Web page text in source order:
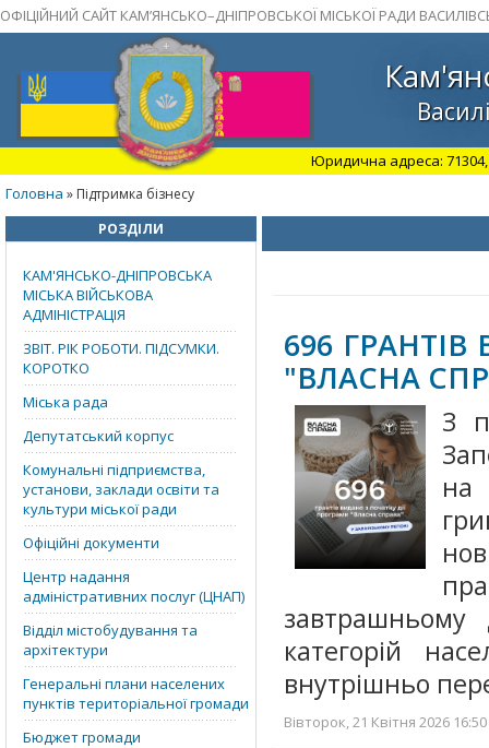
ОФІЦІЙНИЙ САЙТ КАМ’ЯНСЬКО–ДНІПРОВСЬКОЇ МІСЬКОЇ РАДИ
Юридична адреса: 71304,
Головна » Підтримка бізнесу
РОЗДІЛИ
КАМ'ЯНСЬКО-ДНІПРОВСЬКА
МІСЬКА ВІЙСЬКОВА
АДМІНІСТРАЦІЯ
ЗВІТ. РІК РОБОТИ. ПІДСУМКИ.
КОРОТКО
Міська рада
Депутатський корпус
Комунальні підприємства,
установи, заклади освіти та
культури міської ради
Офіційні документи
Центр надання
адміністративних послуг (ЦНАП)
Відділ містобудування та
архітектури
Генеральні плани населених
пунктів територіальної громади
Бюджет громади
696
"ВЛАСНА
З
на
категорій
внутрішньо
Вівторок, 21 Квітня 2026